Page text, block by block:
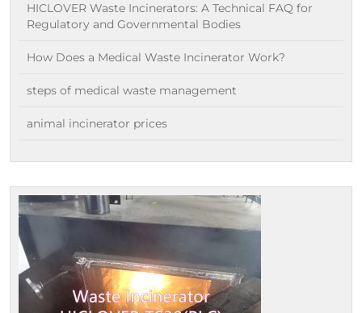
HICLOVER Waste Incinerators: A Technical FAQ for
Regulatory and Governmental Bodies
How Does a Medical Waste Incinerator Work?
steps of medical waste management
animal incinerator prices